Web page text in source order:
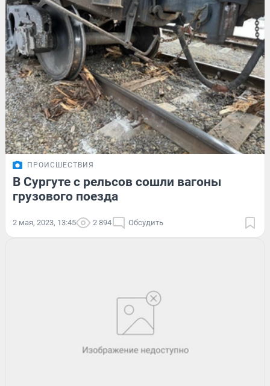
ПРОИСШЕСТВИЯ
В Сургуте с рельсов сошли вагоны
грузового поезда
2 мая, 2023, 13:45 2 894 Обсудить